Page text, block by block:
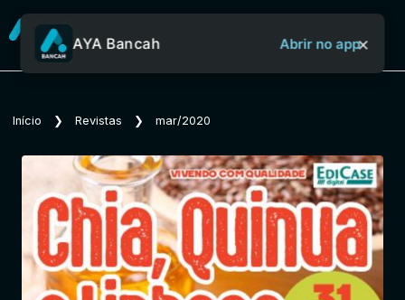
Sobre o Aya Bancah
Início
Revistas
AYA Bancah Abrir no app×
Início ❯ Revistas ❯ mar/2020